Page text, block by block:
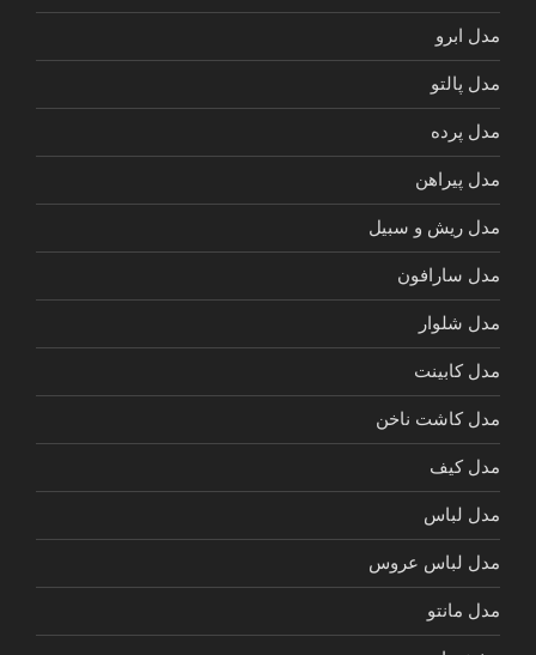
مدل ابرو
مدل پالتو
مدل پرده
مدل پیراهن
مدل ریش و سبیل
مدل سارافون
مدل شلوار
مدل کابینت
مدل کاشت ناخن
مدل کیف
مدل لباس
مدل لباس عروس
مدل مانتو